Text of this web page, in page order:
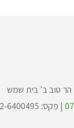
הר טוב ב' בית שמש
| פקס: 02-6400495